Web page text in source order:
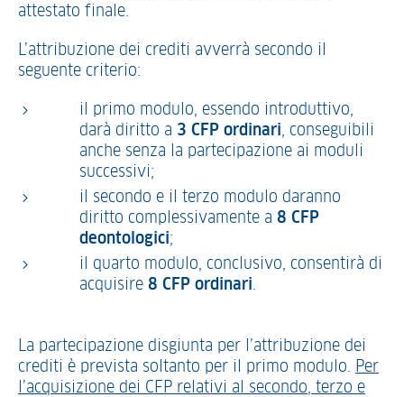
attestato finale.
L’attribuzione dei crediti avverrà secondo il
seguente criterio:
il primo modulo, essendo introduttivo,
darà diritto a 3 CFP ordinari, conseguibili
anche senza la partecipazione ai moduli
successivi;
il secondo e il terzo modulo daranno
diritto complessivamente a 8 CFP
deontologici;
il quarto modulo, conclusivo, consentirà di
acquisire 8 CFP ordinari.
La partecipazione disgiunta per l’attribuzione dei
crediti è prevista soltanto per il primo modulo. Per
l’acquisizione dei CFP relativi al secondo, terzo e